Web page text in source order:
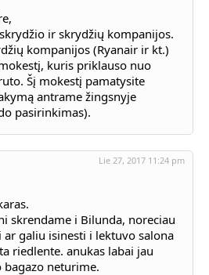
ir skrydžių kompanijos.
kompanijos (Ryanair ir kt.)
kuris priklauso nuo
Šį mokestį pamatysite
antrame žingsnyje
pasirinkimas).
Lie 27, 2017 11:24 pm
skrendame i Bilunda, noreciau
ar galiu isinesti i lektuvo salona
riedlente. anukas labai jau
bagazo neturime.